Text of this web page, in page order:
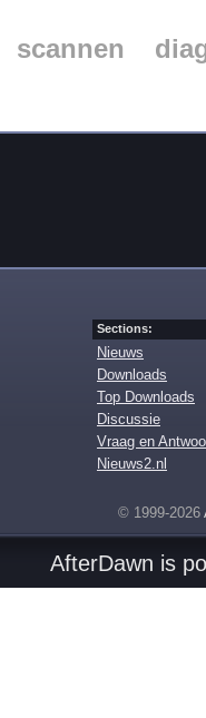
scannen
Sections:
Nieuws
Downloads
Top Downloads
Discussie
Vraag en
Nieuws2.nl
© 1999-2026
AfterDawn is